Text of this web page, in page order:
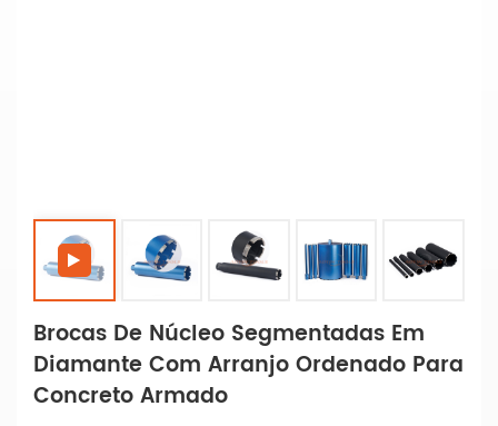
Brocas De Núcleo Segmentadas Em
Diamante Com Arranjo Ordenado Para
Concreto Armado